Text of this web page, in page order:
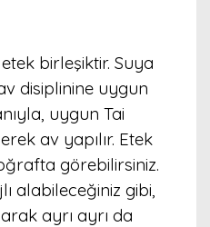
birleşiktir. Suya
disiplinine uygun
uygun Tai
av yapılır. Etek
görebilirsiniz.
alabileceğiniz gibi,
ayrı ayrı da